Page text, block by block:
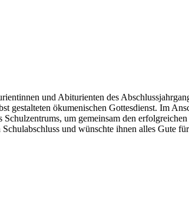
und Abiturienten des
gestalteten ökumenischen Gottesdienst. Im
um gemeinsam den
und wünschte ihnen alles Gute